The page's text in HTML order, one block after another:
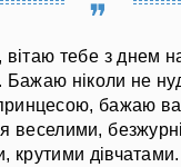
вітаю тебе з днем
Бажаю ніколи не
бажаю
веселими,
крутими